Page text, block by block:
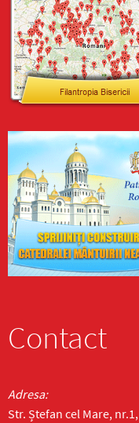
Contact
Adresa:
Str. Ștefan cel Mare,